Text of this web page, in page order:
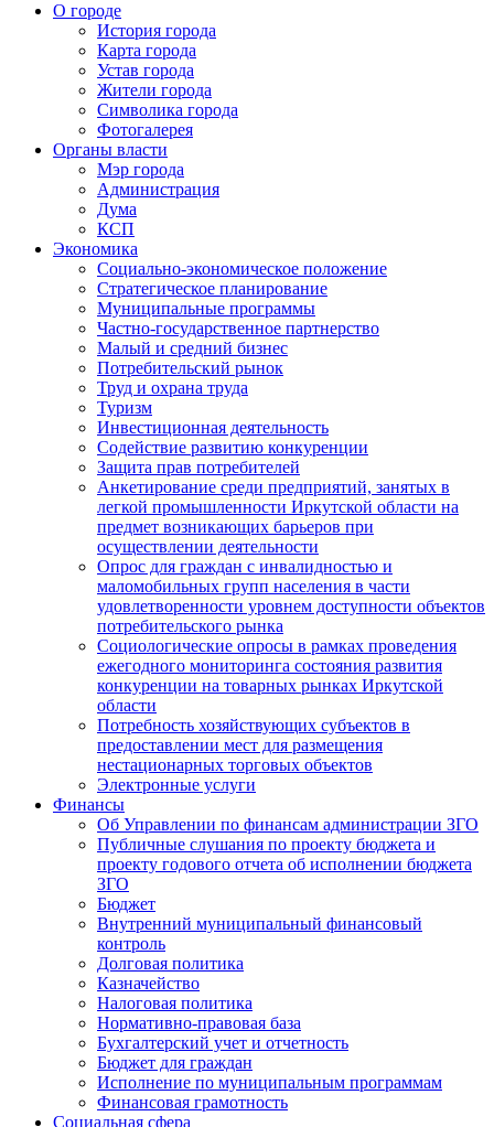
О городе
История города
Карта города
Устав города
Жители города
Символика города
Фотогалерея
Органы власти
Мэр города
Администрация
Дума
КСП
Экономика
Социально-экономическое положение
Стратегическое планирование
Муниципальные программы
Частно-государственное партнерство
Малый и средний бизнес
Потребительский рынок
Труд и охрана труда
Туризм
Инвестиционная деятельность
Содействие развитию конкуренции
Защита прав потребителей
Анкетирование среди предприятий, занятых в
легкой промышленности Иркутской области на
предмет возникающих барьеров при
осуществлении деятельности
Опрос для граждан с инвалидностью и
маломобильных групп населения в части
удовлетворенности уровнем доступности объектов
потребительского рынка
Социологические опросы в рамках проведения
ежегодного мониторинга состояния развития
конкуренции на товарных рынках Иркутской
области
Потребность хозяйствующих субъектов в
предоставлении мест для размещения
нестационарных торговых объектов
Электронные услуги
Финансы
Об Управлении по финансам администрации ЗГО
Публичные слушания по проекту бюджета и
проекту годового отчета об исполнении бюджета
ЗГО
Бюджет
Внутренний муниципальный финансовый
контроль
Долговая политика
Казначейство
Налоговая политика
Нормативно-правовая база
Бухгалтерский учет и отчетность
Бюджет для граждан
Исполнение по муниципальным программам
Финансовая грамотность
Социальная сфера